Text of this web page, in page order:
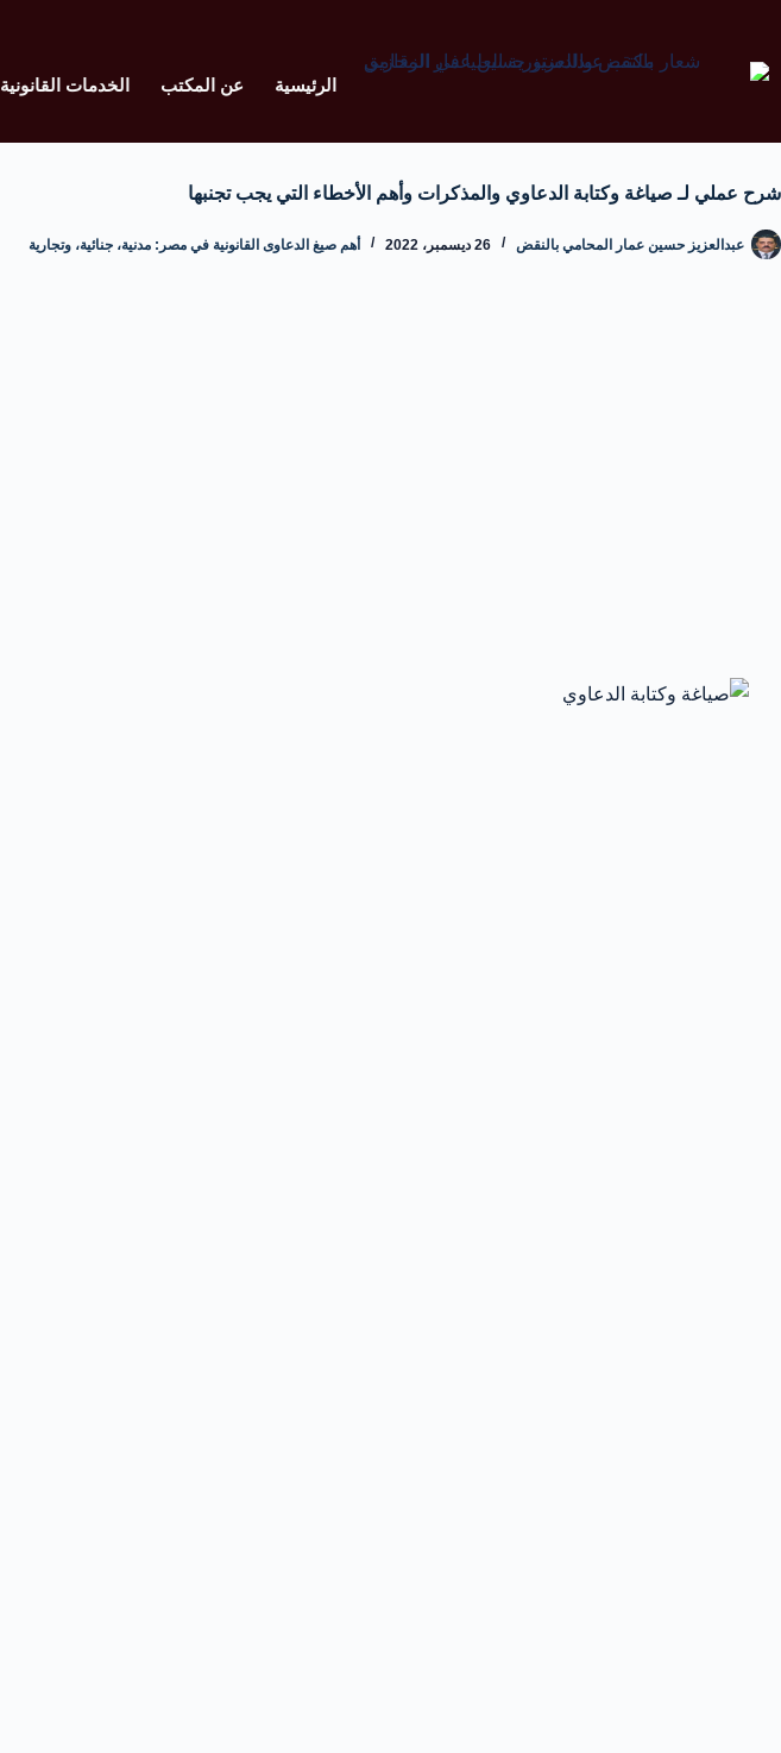
الرئيسية عن المكتب الخدمات القانونية
شرح عملي لـ صياغة وكتابة الدعاوي والمذكرات وأهم الأخطاء التي يجب تجنبها
عبدالعزيز حسين عمار المحامي بالنقض 26 ديسمبر، 2022 أهم صيغ الدعاوى القانونية في مصر: مدنية، جنائية، وتجارية